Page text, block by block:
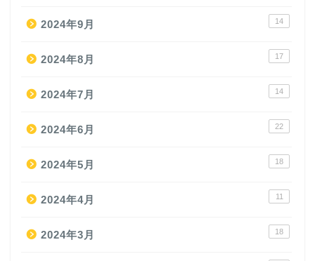
2024年9月 14
2024年8月 17
2024年7月 14
2024年6月 22
2024年5月 18
2024年4月 11
2024年3月 18